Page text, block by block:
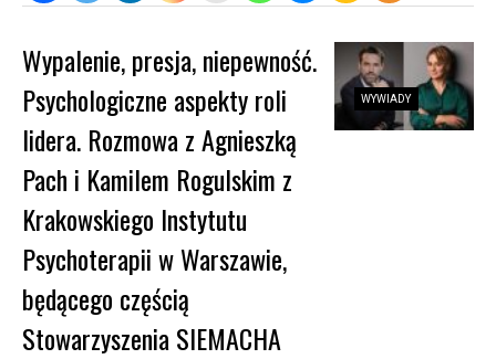
WYWIADY
Wypalenie, presja, niepewność.
Psychologiczne aspekty roli
lidera. Rozmowa z Agnieszką
Pach i Kamilem Rogulskim z
Krakowskiego Instytutu
Psychoterapii w Warszawie,
będącego częścią
Stowarzyszenia SIEMACHA